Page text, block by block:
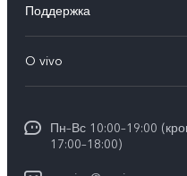
V50 Lite
Y29
Поддержка
Funtouch OS
Сервисные центры
IMEI аутентификация
O vivo
Пресс Центр
Карьера в vivo
Пн–Вс 10:00–19:00
17:00–18:00)